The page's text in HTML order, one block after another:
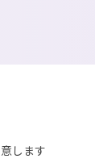
します